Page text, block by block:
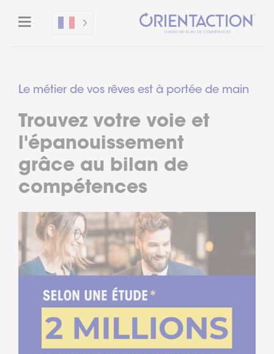
Le métier de vos rêves est à portée de main
Trouvez votre voie et
l'épanouissement
grâce au bilan de
compétences